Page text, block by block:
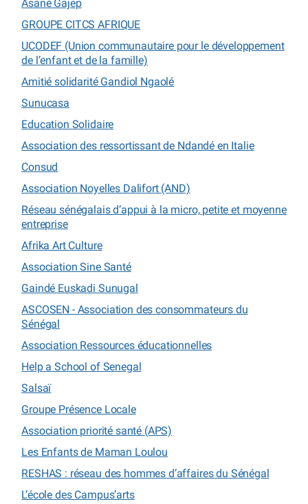
Asané Gajep
GROUPE CITCS AFRIQUE
UCODEF (Union communautaire pour le développement
de l’enfant et de la famille)
Amitié solidarité Gandiol Ngaolé
Sunucasa
Education Solidaire
Association des ressortissant de Ndandé en Italie
Consud
Association Noyelles Dalifort (AND)
Réseau sénégalais d’appui à la micro, petite et moyenne
entreprise
Afrika Art Culture
Association Sine Santé
Gaindé Euskadi Sunugal
ASCOSEN - Association des consommateurs du
Sénégal
Association Ressources éducationnelles
Help a School of Senegal
Salsaï
Groupe Présence Locale
Association priorité santé (APS)
Les Enfants de Maman Loulou
RESHAS : réseau des hommes d’affaires du Sénégal
L’école des Campus’arts